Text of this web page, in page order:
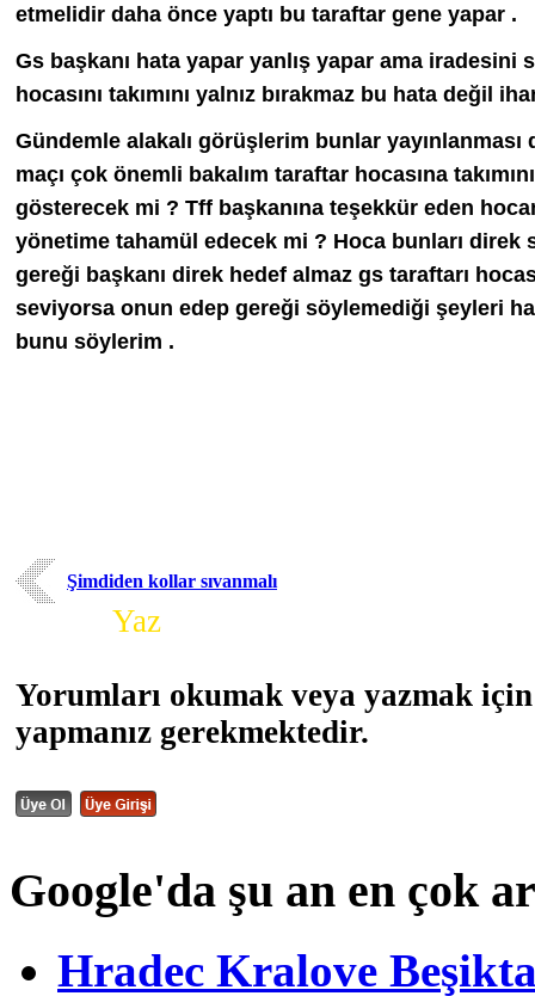
etmelidir daha önce yaptı bu taraftar gene yapar .
Gs başkanı hata yapar yanlış yapar ama iradesini
hocasını takımını yalnız bırakmaz bu hata değil
Gündemle alakalı görüşlerim bunlar
maçı çok önemli bakalım taraftar hocasına
gösterecek mi ? Tff başkanına teşekkür eden
yönetime tahamül edecek mi ? Hoca bunları direk
gereği başkanı direk hedef almaz gs taraftarı
seviyorsa onun edep gereği söylemediği şeyleri
bunu söylerim .
Şimdiden kollar sıvanmalı
Yaz
Yorumları okumak veya yazmak
yapmanız gerekmektedir.
Google'da şu an en çok
Hradec Kralove